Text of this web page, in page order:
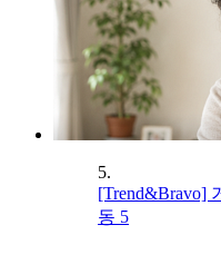
5.
[Trend&Bravo]
동 5